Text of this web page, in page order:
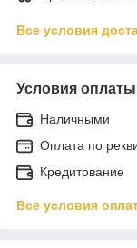
Все условия
Условия оплаты
Наличными
Оплата по
Кредитование
Все условия